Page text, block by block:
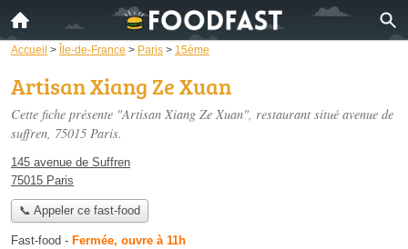
Accueil > Île-de-France > Paris > 15ème
Artisan Xiang Ze Xuan
Cette fiche présente "Artisan Xiang Ze Xuan", restaurant situé avenue de
suffren, 75015 Paris.
145 avenue de Suffren
75015 Paris
📞 Appeler ce fast-food
Fast-food - Fermée, ouvre à 11h